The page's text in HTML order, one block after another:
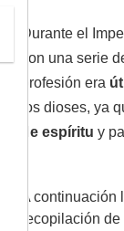
Durante el
con una serie
profesión era
los dioses, ya
de espíritu y
A
recopilación